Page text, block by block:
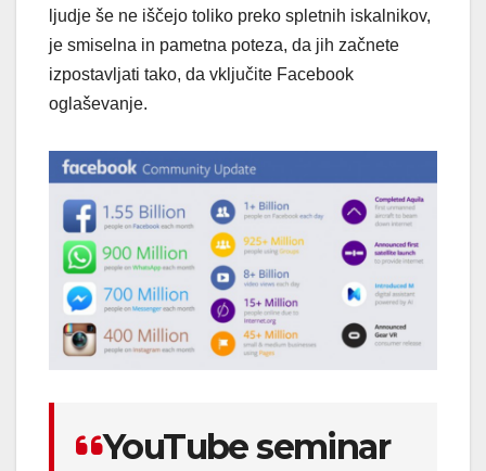
ljudje še ne iščejo toliko preko spletnih iskalnikov,
je smiselna in pametna poteza, da jih začnete
izpostavljati tako, da vključite Facebook
oglaševanje.
YouTube seminar